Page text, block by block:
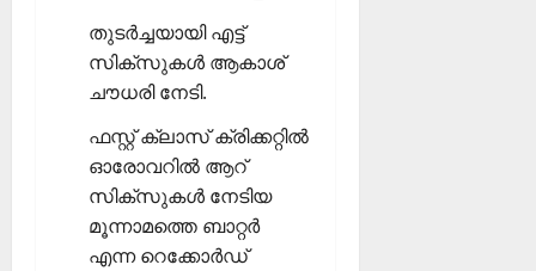
തുടര്‍ച്ചയായി എട്ട്
സിക്‌സുകള്‍ ആകാശ്
ചൗധരി നേടി.
ഫസ്റ്റ് ക്ലാസ് ക്രിക്കറ്റില്‍
ഓരോവറില്‍ ആറ്
സിക്‌സുകള്‍ നേടിയ
മൂന്നാമത്തെ ബാറ്റര്‍
എന്ന റെക്കോര്‍ഡ്